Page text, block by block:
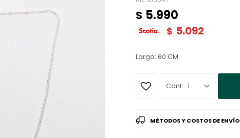
$ 5.990
$ 5.092
Largo: 60 CM
1
MÉTODOS Y COSTOS DE ENVÍO